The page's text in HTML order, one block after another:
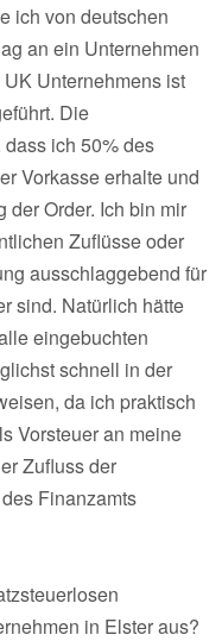
ich von deutschen
an ein Unternehmen
Unternehmens ist
Die
ich 50% des
Vorkasse erhalte und
Order. Ich bin mir
Zuflüsse oder
ausschlaggebend für
sind. Natürlich hätte
eingebuchten
schnell in der
da ich praktisch
Vorsteuer an meine
Zufluss der
Finanzamts
in Elster aus?